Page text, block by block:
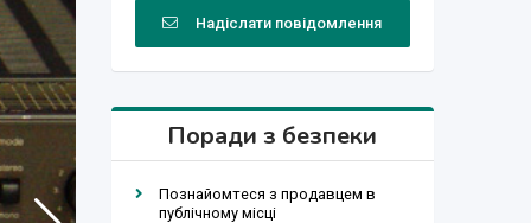
Надіслати повідомлення
Поради з безпеки
Познайомтеся з продавцем в
публічному місці